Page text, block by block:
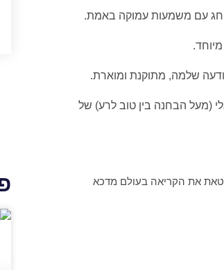
חג עם משמעות עמוקה באמת.
שלמה, מתוקנת ומוארת.
(מעל הבחנה בין טוב לרע) של
את הקריאה בעולם מדכא